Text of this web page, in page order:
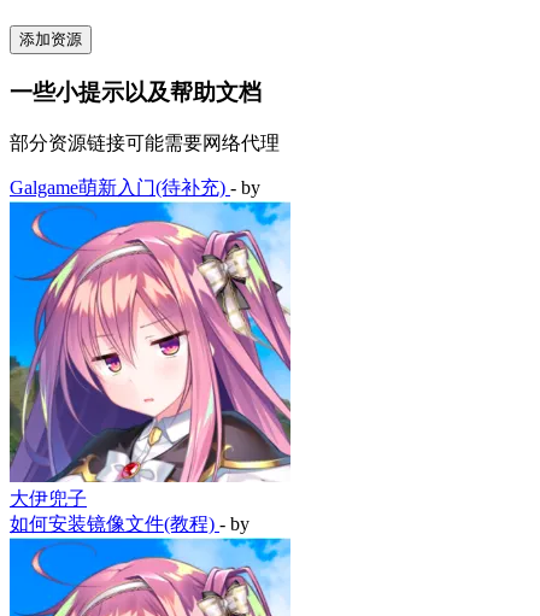
添加资源
一些小提示以及帮助文档
部分资源链接可能需要网络代理
Galgame萌新入门(待补充) - by
大伊兜子
如何安装镜像文件(教程) - by